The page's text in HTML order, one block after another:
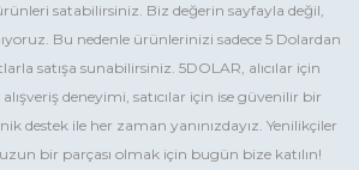
satabilirsiniz. Biz değerin sayfayla değil,
Bu nedenle ürünlerinizi sadece 5 Dolardan
satışa sunabilirsiniz. 5DOLAR, alıcılar için
deneyimi, satıcılar için ise güvenilir bir
destek ile her zaman yanınızdayız. Yenilikçiler
bir parçası olmak için bugün bize katılın!